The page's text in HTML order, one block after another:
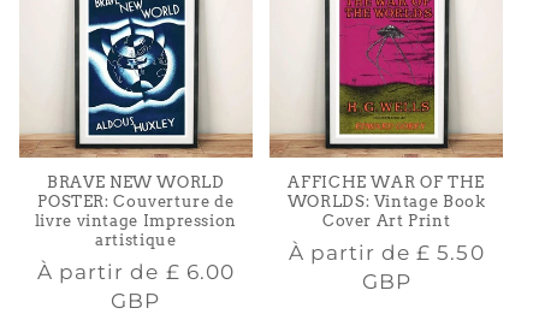
BRAVE NEW WORLD
POSTER: Couverture de
livre vintage Impression
artistique
Prix
habituel
À partir de £ 6.00
GBP
AFFICHE WAR OF THE
WORLDS: Vintage Book
Cover Art Print
Prix
habituel
À partir de£ 5.50
GBP